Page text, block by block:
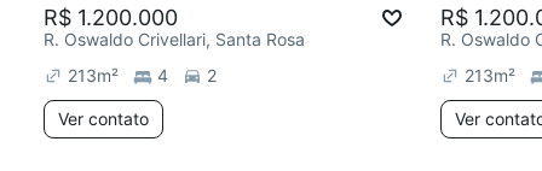
R$ 1.200.000
R. Oswaldo Crivellari, Santa Rosa
213m² 4 2
Ver contato
R$
R. Oswaldo
213m²
Ver